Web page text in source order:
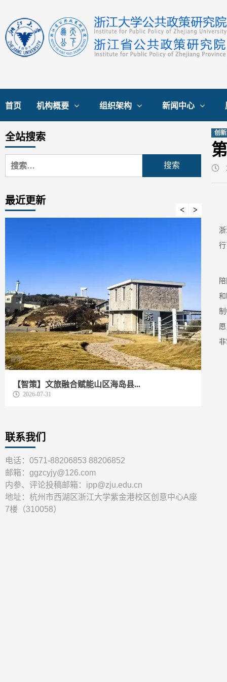
content
首页 机构概要 组织架构 新闻中心
创
行
全站搜索
搜
索：
最近更新
智策
【智策】文旅融合赋能山区海岛县...
2026-07-31
联系我们
电话：0571-88206853 88206852
邮箱：ggzcyjy@126.com
内参、评论投稿邮箱：ipp@zju.edu.cn
地址：杭州市西湖区浙江大学紫金港校区创意中心A座
7楼（310058）